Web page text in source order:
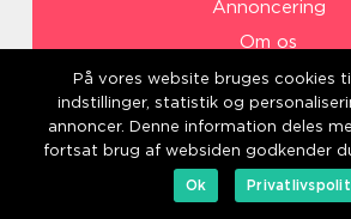
Annoncering
Om os
Cookies
Kontakt os
Sitemap
På vores website bruges cookies
indstillinger, statistik og
annoncer. Denne information deles
fortsat brug af websiden godkender
Ok